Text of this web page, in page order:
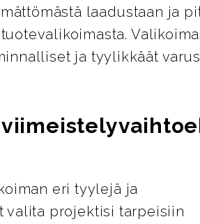
laadustaan ja
ja tyylikkäät
eri tyylejä ja
valita projektisi tarpeisiin